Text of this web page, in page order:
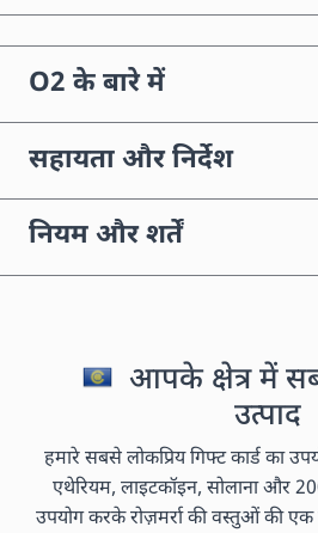
O2 के बारे में
सहायता और निर्देश
नियम और शर्तें
आपके क्षेत्र में
उत्पाद
हमारे सबसे लोकप्रिय गिफ्ट कार्ड का
एथेरियम, लाइटकॉइन, सोलाना और
उपयोग करके रोज़मर्रा की वस्तुओं की